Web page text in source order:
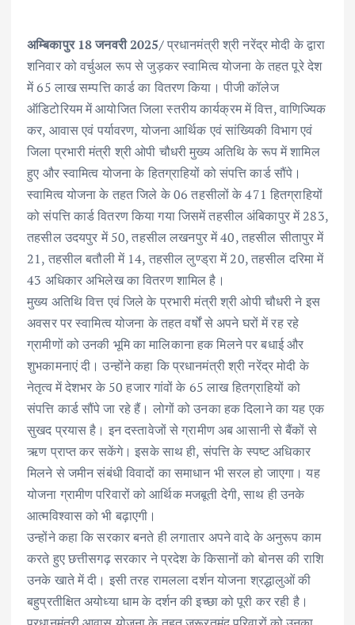
अम्बिकापुर 18 जनवरी 2025/प्रधानमंत्री श्री नरेंद्र मोदी के द्वारा
शनिवार को वर्चुअल रूप से जुड़कर स्वामित्व योजना के तहत पूरे देश
में 65 लाख सम्पत्ति कार्ड का वितरण किया। पीजी कॉलेज
ऑडिटोरियम में आयोजित जिला स्तरीय कार्यक्रम में वित्त, वाणिज्यिक
कर, आवास एवं पर्यावरण, योजना आर्थिक एवं सांख्यिकी विभाग एवं
जिला प्रभारी मंत्री श्री ओपी चौधरी मुख्य अतिथि के रूप में शामिल
हुए और स्वामित्व योजना के हितग्राहियों को संपत्ति कार्ड सौंपे।
स्वामित्व योजना के तहत जिले के 06 तहसीलों के 471 हितग्राहियों
को संपत्ति कार्ड वितरण किया गया जिसमें तहसील अंबिकापुर में 283,
तहसील उदयपुर में 50, तहसील लखनपुर में 40, तहसील सीतापुर में
21, तहसील बतौली में 14, तहसील लुण्ड्रा में 20, तहसील दरिमा में
43 अधिकार अभिलेख का वितरण शामिल है।
मुख्य अतिथि वित्त एवं जिले के प्रभारी मंत्री श्री ओपी चौधरी ने इस
अवसर पर स्वामित्व योजना के तहत वर्षों से अपने घरों में रह रहे
ग्रामीणों को उनकी भूमि का मालिकाना हक मिलने पर बधाई और
शुभकामनाएं दी। उन्होंने कहा कि प्रधानमंत्री श्री नरेंद्र मोदी के
नेतृत्व में देशभर के 50 हजार गांवों के 65 लाख हितग्राहियों को
संपत्ति कार्ड सौंपे जा रहे हैं। लोगों को उनका हक दिलाने का यह एक
सुखद प्रयास है। इन दस्तावेजों से ग्रामीण अब आसानी से बैंकों से
ऋण प्राप्त कर सकेंगे। इसके साथ ही, संपत्ति के स्पष्ट अधिकार
मिलने से जमीन संबंधी विवादों का समाधान भी सरल हो जाएगा। यह
योजना ग्रामीण परिवारों को आर्थिक मजबूती देगी, साथ ही उनके
आत्मविश्वास को भी बढ़ाएगी।
उन्होंने कहा कि सरकार बनते ही लगातार अपने वादे के अनुरूप काम
करते हुए छत्तीसगढ़ सरकार ने प्रदेश के किसानों को बोनस की राशि
उनके खाते में दी। इसी तरह रामलला दर्शन योजना श्रद्धालुओं की
बहुप्रतीक्षित अयोध्या धाम के दर्शन की इच्छा को पूरी कर रही है।